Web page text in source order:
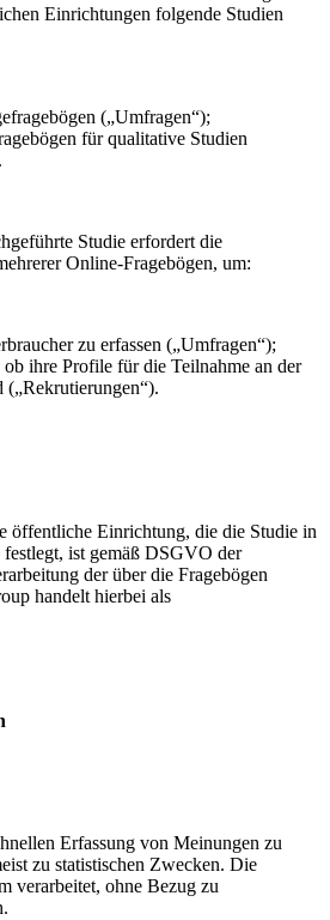
Einrichtungen folgende Studien
(„Umfragen“);
für qualitative Studien
Studie erfordert die
Online-Fragebögen, um:
zu erfassen („Umfragen“);
ihre Profile für die Teilnahme an der
(„Rekrutierungen“).
öffentliche Einrichtung, die die Studie in
ist gemäß DSGVO der
der über die Fragebögen
handelt hierbei als
Erfassung von Meinungen zu
zu statistischen Zwecken. Die
verarbeitet, ohne Bezug zu